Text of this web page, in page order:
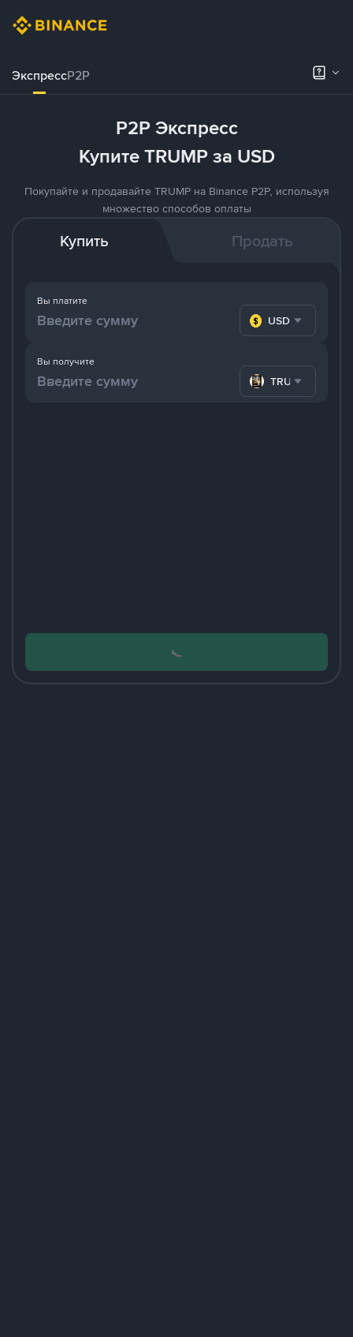
ЭкспрессP2P
P2P Экспресс
Купите TRUMP за USD
Покупайте и продавайте TRUMP на Binance P2P, используя
множество способов оплаты
Купить Продать
Вы платите
USD
Вы получите
TRUMP